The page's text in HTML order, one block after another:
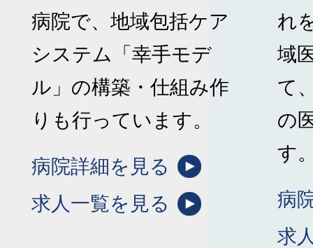
病院で、地域包括ケア
システム「幸手モデ
ル」の構築・仕組み作
りも行っています。
病院詳細を見る
求人一覧を見る
れ
域
て
の
す
病
求